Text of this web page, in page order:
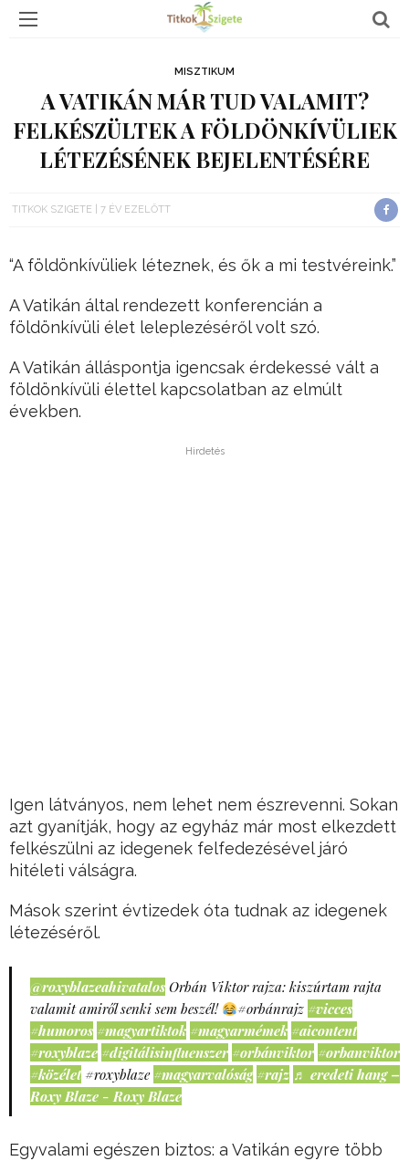
MISZTIKUM
A VATIKÁN MÁR TUD VALAMIT?
FELKÉSZÜLTEK A FÖLDÖNKÍVÜLIEK
LÉTEZÉSÉNEK BEJELENTÉSÉRE
TITKOK SZIGETE 7 ÉV EZELŐTT
“A földönkívüliek léteznek, és ők a mi testvéreink.”
A Vatikán által rendezett konferencián a
földönkívüli élet leleplezéséről volt szó.
A Vatikán álláspontja igencsak érdekessé vált a
földönkívüli élettel kapcsolatban az elmúlt
években.
Hirdetés
Igen látványos, nem lehet nem észrevenni. Sokan
azt gyanítják, hogy az egyház már most elkezdett
felkészülni az idegenek felfedezésével járó
hitéleti válságra.
Mások szerint évtizedek óta tudnak az idegenek
létezéséről.
@roxyblazeahivatalos Orbán Viktor rajza: kiszúrtam rajta
valamit amiről senki sem beszél!
#orbánrajz #vicces
#humoros #magyartiktok #magyarmémek #aicontent
#roxyblaze #digitálisinfluenszer #orbánviktor #orbanviktor
#közélet #roxyblaze #magyarvalóság #rajz ♬ eredeti hang –
Roxy Blaze - Roxy Blaze
Egyvalami egészen biztos: a Vatikán egyre több